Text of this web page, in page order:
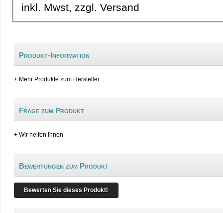
inkl. Mwst, zzgl. Versand
Produkt-Information
+ Mehr Produkte zum Hersteller
Frage zum Produkt
+ Wir helfen Ihnen
Bewertungen zum Produkt
Bewerten Sie dieses Produkt!